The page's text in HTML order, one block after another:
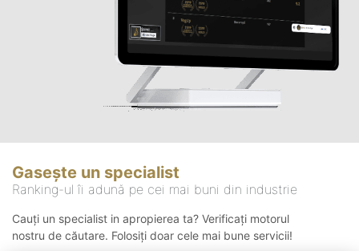
Gasește un specialist
Ranking-ul îi adună pe cei mai buni din industrie
Cauți un specialist in apropierea ta? Verificați motorul
nostru de căutare. Folosiți doar cele mai bune servicii!